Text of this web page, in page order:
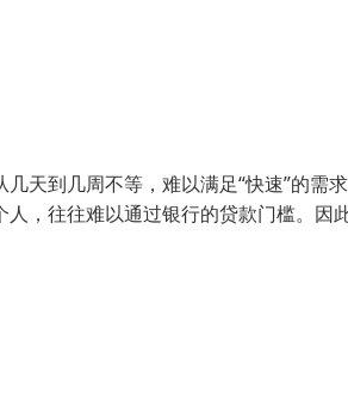
天到几周不等，难以满足“快速”的需
，往往难以通过银行的贷款门槛。因